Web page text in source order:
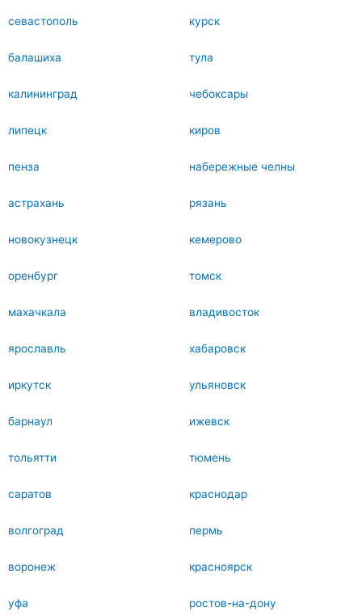
севастополь курск
балашиха тула
калининград чебоксары
липецк киров
пенза набережные челны
астрахань рязань
новокузнецк кемерово
оренбург томск
махачкала владивосток
ярославль хабаровск
иркутск ульяновск
барнаул ижевск
тольятти тюмень
саратов краснодар
волгоград пермь
воронеж красноярск
уфа ростов-на-дону